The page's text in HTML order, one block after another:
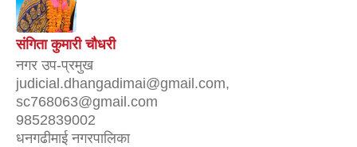
संगिता कुमारी चौधरी
नगर उप-प्रमुख
judicial.dhangadimai@gmail.com,
sc768063@gmail.com
9852839002
धनगढीमाई नगरपालिका